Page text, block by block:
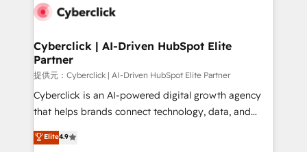
Cyberclick | AI-Driven HubSpot Elite
Partner
提供元：Cyberclick | AI-Driven HubSpot Elite Partner
Cyberclick is an AI-powered digital growth agency
that helps brands connect technology, data, and
creativity to achieve measurable results. Founded in
Barcelona and operating across Spain, LATAM, and
Elite4.9